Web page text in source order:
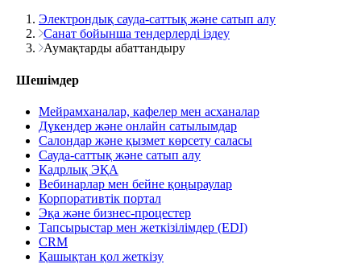
Электрондық сауда-саттық және сатып алу
Санат бойынша тендерлерді іздеу
Аумақтарды абаттандыру
Шешімдер
Мейрамханалар, кафелер мен асханалар
Дүкендер және онлайн сатылымдар
Салондар және қызмет көрсету саласы
Сауда-саттық және сатып алу
Кадрлық ЭҚА
Вебинарлар мен бейне қоңыраулар
Корпоративтік портал
Эқа және бизнес-процестер
Тапсырыстар мен жеткізілімдер (EDI)
CRM
Қашықтан қол жеткізу